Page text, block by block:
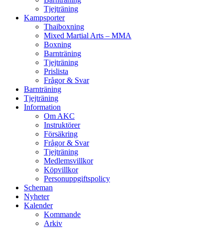
Tjejträning
Kampsporter
Thaiboxning
Mixed Martial Arts – MMA
Boxning
Barnträning
Tjejträning
Prislista
Frågor & Svar
Barnträning
Tjejträning
Information
Om AKC
Instruktörer
Försäkring
Frågor & Svar
Tjejträning
Medlemsvillkor
Köpvillkor
Personuppgiftspolicy
Scheman
Nyheter
Kalender
Kommande
Arkiv